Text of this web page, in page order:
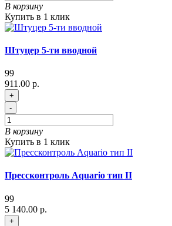
В корзину
Купить в 1 клик
Штуцер 5-ти вводной
99
911.00 р.
+
-
В корзину
Купить в 1 клик
Прессконтроль Aquario тип II
99
5 140.00 р.
+